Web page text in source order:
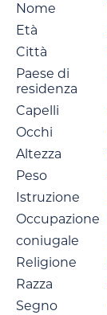
Nome
Età
Città
Paese di
residenza
Capelli
Occhi
Altezza
Peso
Istruzione
Occupazione
coniugale
Religione
Razza
Segno